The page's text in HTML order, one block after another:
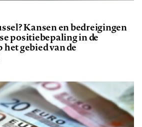
Kansen en bedreigingen
positiebepaling in de
gebied van de